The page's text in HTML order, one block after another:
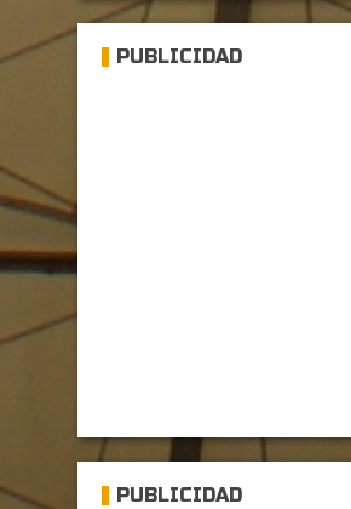
PUBLICIDAD
PUBLICIDAD